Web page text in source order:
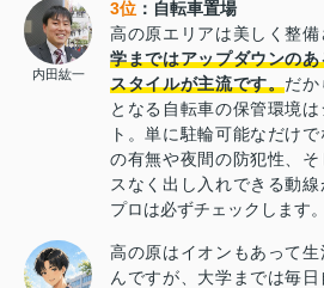
内田紘一
3位 ： 自転車置場
高の原エリアは美しく整備
学まではアップダウンの
スタイルが主流です。だか
となる自転車の保管環境
ト。単に駐輪可能なだけ
の有無や夜間の防犯性、
スなく出し入れできる動線
プロは必ずチェックします。
高の原はイオンもあって
んですが、大学までは毎